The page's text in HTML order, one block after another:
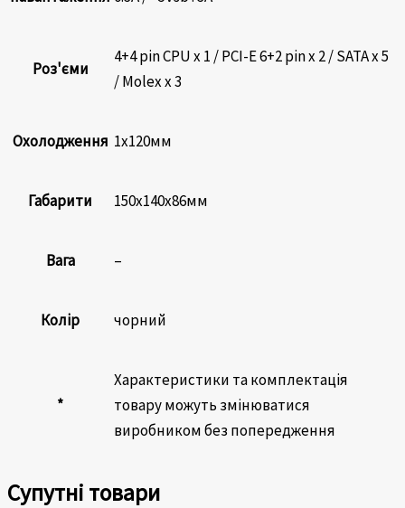
Роз'єми
4+4 pin CPU x 1 / PCI-E 6+2 pin x 2 / SATA x 5
/ Molex x 3
Охолодження 1х120мм
Габарити 150x140x86мм
Вага –
Колір чорний
*
Характеристики та комплектація
товару можуть змінюватися
виробником без попередження
Супутні товари